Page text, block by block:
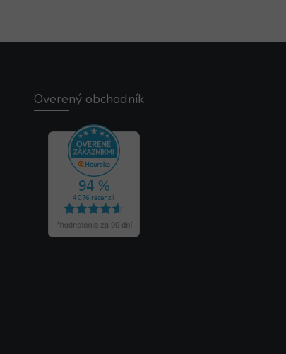
Overený obchodník